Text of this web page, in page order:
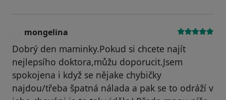
mongelina
Dobrý den maminky.Pokud si chcete najít
nejlepsího doktora,můžu doporucit.Jsem
spokojena i když se nějake chybičky
najdou/třeba špatná nálada a pak se to odráží v